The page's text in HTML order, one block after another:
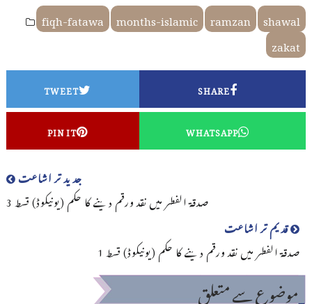
fiqh-fatawa months-islamic ramzan shawal
zakat
TWEET
SHARE
PIN IT
WHATSAPP
جدید تر اشاعت
صدقۃ الفطر میں نقد ورقم دینے کا حکم (یونیکوڈ) قسط 3
قدیم تر اشاعت
صدقۃ الفطر میں نقد ورقم دینے کا حکم (یونیکوڈ) قسط 1
موضوع سے متعلق